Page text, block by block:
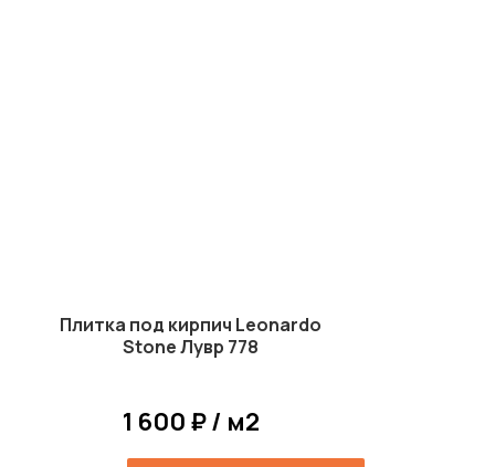
Плитка под кирпич Leonardo
Stone Лувр 778
1 600 ₽ / м2